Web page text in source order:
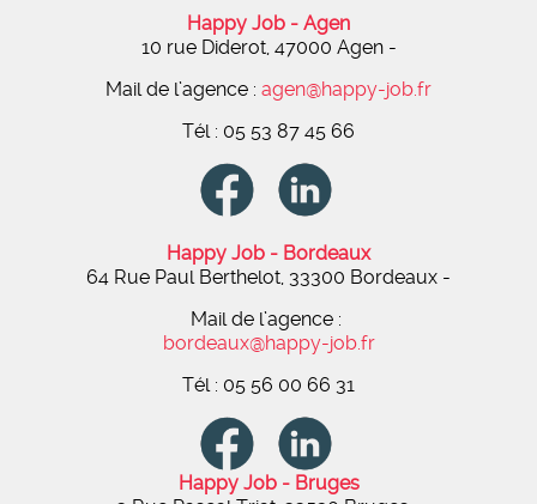
Happy Job - Agen
10 rue Diderot, 47000 Agen -
Mail de l’agence : agen@happy-job.fr
Tél : 05 53 87 45 66
Happy Job - Bordeaux
64 Rue Paul Berthelot, 33300 Bordeaux -
Mail de l’agence :
bordeaux@happy-job.fr
Tél : 05 56 00 66 31
Happy Job - Bruges